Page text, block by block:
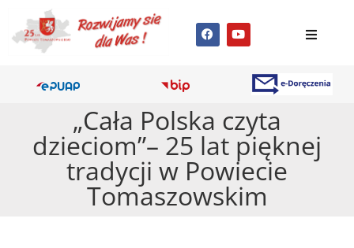
„Cała Polska czyta
dzieciom”– 25 lat pięknej
tradycji w Powiecie
Tomaszowskim